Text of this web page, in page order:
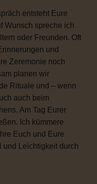
entsteht Eure
Wunsch spreche ich
oder Freunden. Oft
und
Zeremonie noch
planen wir
Rituale und – wenn
auch beim
Am Tag Eurer
Ich kümmere
Euch und Eure
und Leichtigkeit durch